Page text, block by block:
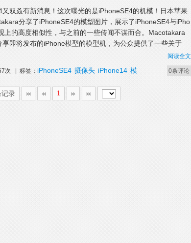
又双叒有新消息！这次曝光的是iPhoneSE4的机模！日本苹果
分享了iPhoneSE4的模型图片，展示了iPhoneSE4与iPho
上的高度相似性，与之前的一些传闻不谋而合。Macotakara
享即将发布的iPhone模型的模型机，为公众提供了一些关于
阅读全文
0条评论
次 | 标签： iPhoneSE4 摄像头 iPhone14 模
录
1